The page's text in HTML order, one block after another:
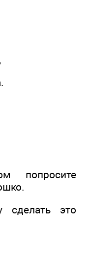
попросите
сделать это